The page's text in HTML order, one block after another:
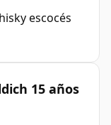
escocés
15 años